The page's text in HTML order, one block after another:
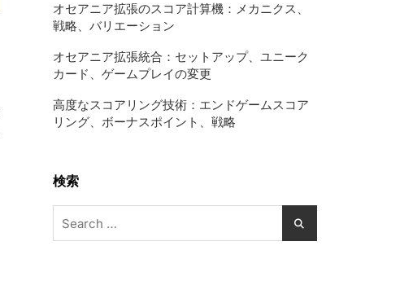
オセアニア拡張のスコア計算機：メカニクス、
戦略、バリエーション
オセアニア拡張統合：セットアップ、ユニーク
カード、ゲームプレイの変更
高度なスコアリング技術：エンドゲームスコア
リング、ボーナスポイント、戦略
検索
for: